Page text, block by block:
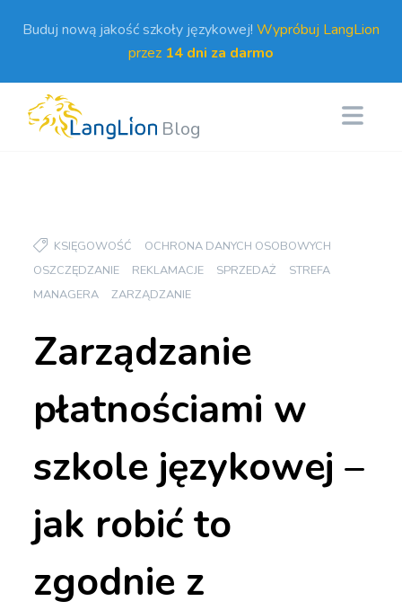
Buduj nową jakość szkoły językowej! Wypróbuj LangLion
przez 14 dni za darmo
Blog
KSIĘGOWOŚĆ
OCHRONA DANYCH OSOBOWYCH
OSZCZĘDZANIE
REKLAMACJE SPRZEDAŻ
STREFA
MANAGERA
ZARZĄDZANIE
Zarządzanie
płatnościami w
szkole językowej –
jak robić to
zgodnie z